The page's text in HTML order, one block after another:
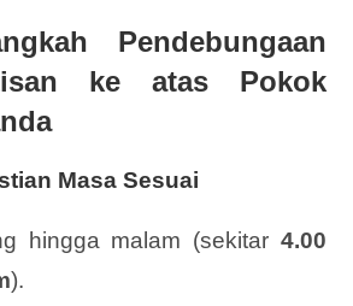
Pendebungaan
ke atas Pokok
Masa Sesuai
hingga malam (sekitar 4.00
).